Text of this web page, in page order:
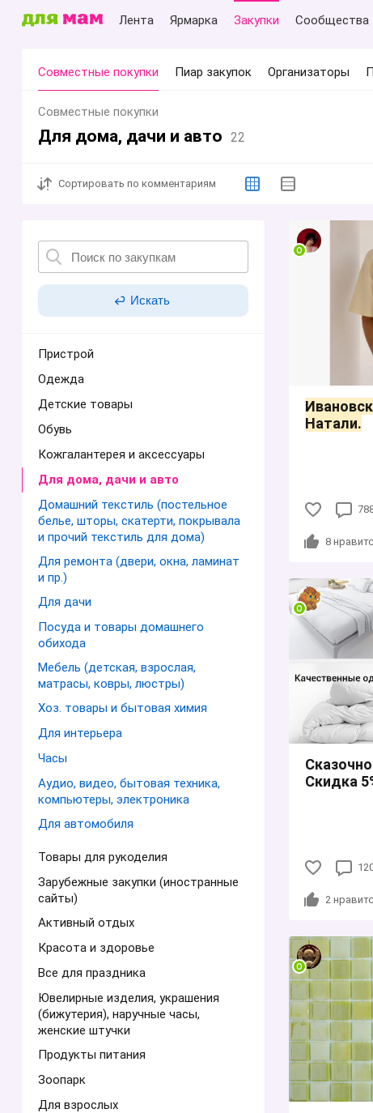
Лента Ярмарка Закупки Сообщества
Совместные покупки Пиар закупок Организаторы
Совместные покупки
Для дома, дачи и авто 22
Сортировать по комментариям
Искать
Пристрой
Одежда
Детские товары
Обувь
Кожгалантерея и аксессуары
Для дома, дачи и авто
Домашний текстиль (постельное
белье, шторы, скатерти, покрывала
и прочий текстиль для дома)
Для ремонта (двери, окна, ламинат
и пр.)
Для дачи
Посуда и товары домашнего
обихода
Мебель (детская, взрослая,
матрасы, ковры, люстры)
Хоз. товары и бытовая химия
Для интерьера
Часы
Аудио, видео, бытовая техника,
компьютеры, электроника
Для автомобиля
Товары для рукоделия
Зарубежные закупки (иностранные
сайты)
Активный отдых
Красота и здоровье
Все для праздника
Ювелирные изделия, украшения
(бижутерия), наручные часы,
женские штучки
Продукты питания
Зоопарк
Для взрослых
Натали.
8
Скидка
2